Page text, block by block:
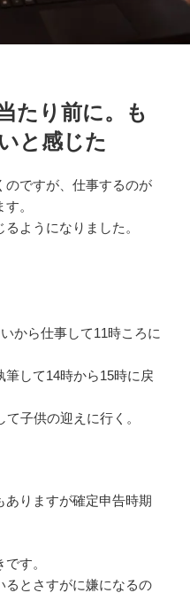
たり前に。も
と感じた
のですが、仕事するのが
。
ようになりました。
から仕事して11時ころに
筆して14時から15時に戻
子供の迎えに行く。
ありますが確定申告時期
す。
るとさすがに嫌になるの